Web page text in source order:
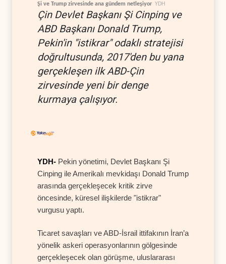
Şi ve Trump zirvesinde ana gündem netleşiyor YDH
Çin Devlet Başkanı Şi Cinping ve
ABD Başkanı Donald Trump,
Pekin'in "istikrar" odaklı stratejisi
doğrultusunda, 2017'den bu yana
gerçekleşen ilk ABD-Çin
zirvesinde yeni bir denge
kurmaya çalışıyor.
YDH- Pekin yönetimi, Devlet Başkanı Şi
Cinping ile Amerikalı mevkidaşı Donald Trump
arasında gerçekleşecek kritik zirve
öncesinde, küresel ilişkilerde "istikrar"
vurgusu yaptı.
Ticaret savaşları ve ABD-İsrail ittifakının İran’a
yönelik askeri operasyonlarının gölgesinde
gerçekleşecek olan görüşme, uluslararası